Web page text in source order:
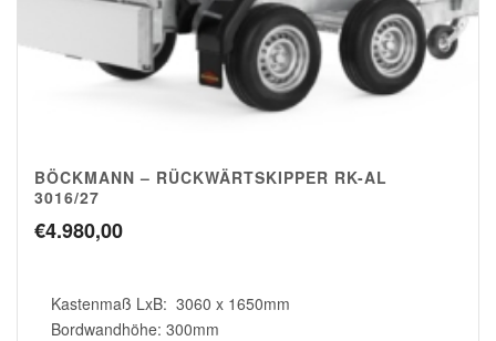
BÖCKMANN – RÜCKWÄRTSKIPPER RK-AL
3016/27
€4.980,00
Kastenmaß LxB: 3060 x 1650mm
Bordwandhöhe: 300mm